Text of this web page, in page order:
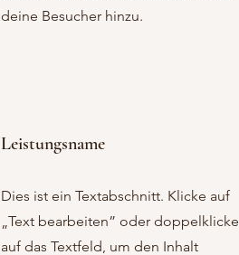
deine Besucher hinzu.
Leistungsname
Dies ist ein Textabschnitt. Klicke auf
„Text bearbeiten” oder doppelklicke
auf das Textfeld, um den Inhalt